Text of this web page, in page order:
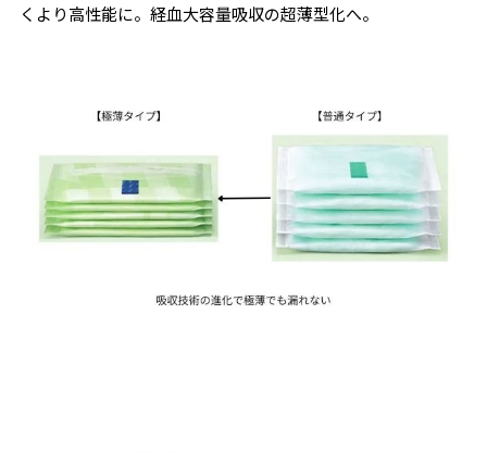
くより高性能に。経血大容量吸収の超薄型化へ。